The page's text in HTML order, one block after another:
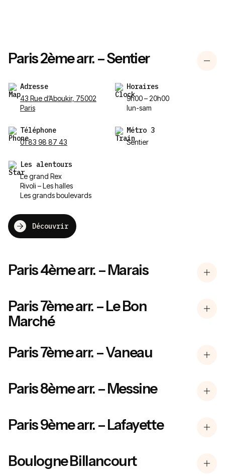
Paris 2ème arr. – Sentier
Adresse
43 Rue d’Aboukir, 75002
Paris
Horaires
9h00 – 20h00
lun-sam
Téléphone
01 83 98 87 43
Métro 3
Sentier
Les alentours
Le grand Rex
Rivoli – Les halles
Les grands boulevards
Découvrir
Paris 4ème arr. – Marais
Paris 7ème arr. – Le Bon
Marché
Paris 7ème arr. – Vaneau
Paris 8ème arr. – Messine
Paris 9ème arr. – Lafayette
Boulogne Billancourt